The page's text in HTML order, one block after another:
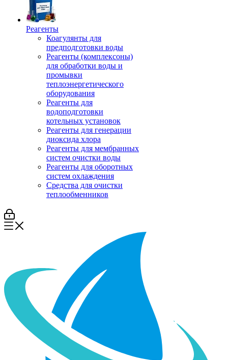
Реагенты
Коагулянты для
предподготовки воды
Реагенты (комплексоны)
для обработки воды и
промывки
теплоэнергетического
оборудования
Реагенты для
водоподготовки
котельных установок
Реагенты для генерации
диоксида хлора
Реагенты для мембранных
систем очистки воды
Реагенты для оборотных
систем охлаждения
Средства для очистки
теплообменников